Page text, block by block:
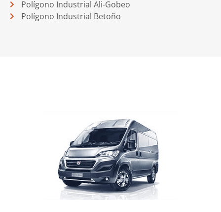
Polígono Industrial Ali-Gobeo
Polígono Industrial Betoño